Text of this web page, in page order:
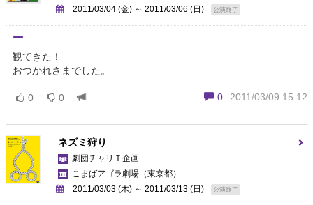
2011/03/04 (金) ～ 2011/03/06 (日)
公演終了
観てきた！
おつかれさまでした。
0 2011/03/09 15:12
0 0
ネズミ狩り
劇団チャリＴ企画
こまばアゴラ劇場 （東京都）
2011/03/03 (木) ～ 2011/03/13 (日)
公演終了